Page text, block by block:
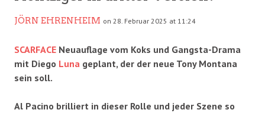
JÖRN EHRENHEIM on 28. Februar 2025 at 11:24
SCARFACE Neuauflage vom Koks und Gangsta-Drama
mit Diego Luna geplant, der der neue Tony Montana
sein soll.
Al Pacino brilliert in dieser Rolle und jeder Szene so